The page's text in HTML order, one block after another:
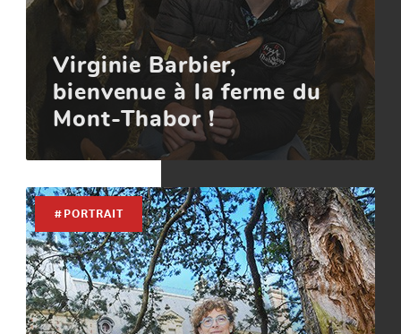
Virginie Barbier,
bienvenue à la ferme du
Mont-Thabor !
#PORTRAIT